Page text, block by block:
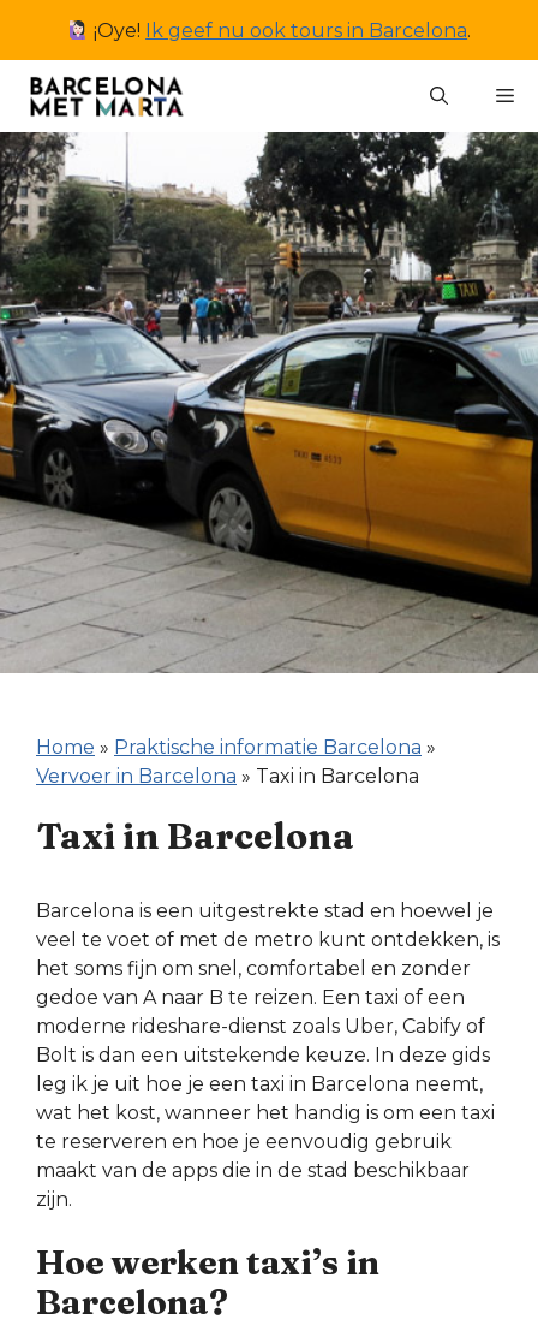
inhoud
¡Oye! Ik geef nu ook tours in Barcelona.
Home » Praktische informatie Barcelona »
Vervoer in Barcelona » Taxi in Barcelona
Taxi in Barcelona
Barcelona is een uitgestrekte stad en hoewel je
veel te voet of met de metro kunt ontdekken, is
het soms fijn om snel, comfortabel en zonder
gedoe van A naar B te reizen. Een taxi of een
moderne rideshare-dienst zoals Uber, Cabify of
Bolt is dan een uitstekende keuze. In deze gids
leg ik je uit hoe je een taxi in Barcelona neemt,
wat het kost, wanneer het handig is om een taxi
te reserveren en hoe je eenvoudig gebruik
maakt van de apps die in de stad beschikbaar
zijn.
Hoe werken taxi’s in
Barcelona?